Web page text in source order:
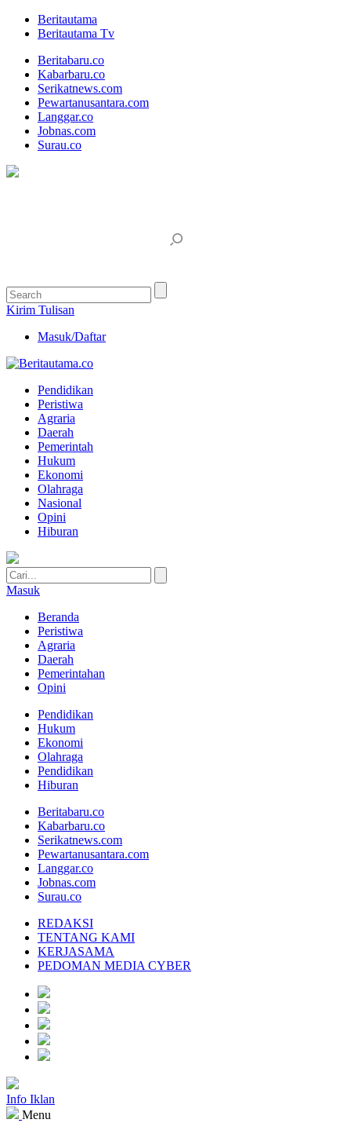
Beritautama
Beritautama Tv
Beritabaru.co
Kabarbaru.co
Serikatnews.com
Pewartanusantara.com
Langgar.co
Jobnas.com
Surau.co
Kirim Tulisan
Masuk/Daftar
Pendidikan
Peristiwa
Agraria
Daerah
Pemerintah
Hukum
Ekonomi
Olahraga
Nasional
Opini
Hiburan
Masuk
Beranda
Peristiwa
Agraria
Daerah
Pemerintahan
Opini
Pendidikan
Hukum
Ekonomi
Olahraga
Pendidikan
Hiburan
Beritabaru.co
Kabarbaru.co
Serikatnews.com
Pewartanusantara.com
Langgar.co
Jobnas.com
Surau.co
REDAKSI
TENTANG KAMI
KERJASAMA
PEDOMAN MEDIA CYBER
Info Iklan
Menu